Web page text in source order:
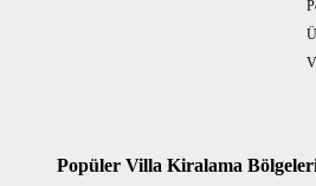
Popüler Villa Kiralama